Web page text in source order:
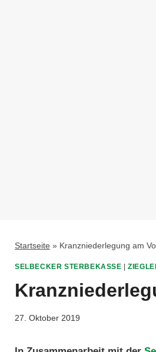
Startseite » Kranzniederlegung am
SELBECKER STERBEKASSE |
27. Oktober 2019